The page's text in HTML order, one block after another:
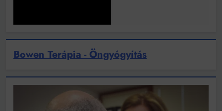
Bowen Terápia - Öngyógyítás